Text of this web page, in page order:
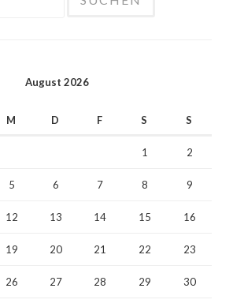
August 2026
M D F S S
1 2
5 6 7 8 9
12 13 14 15 16
19 20 21 22 23
26 27 28 29 30